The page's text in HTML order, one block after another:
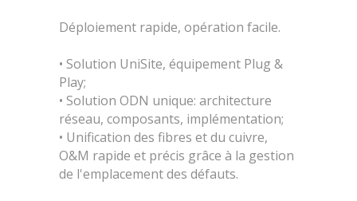
Déploiement rapide, opération facile.
• Solution UniSite, équipement Plug &
Play;
• Solution ODN unique: architecture
réseau, composants, implémentation;
• Unification des fibres et du cuivre,
O&M rapide et précis grâce à la gestion
de l'emplacement des défauts.